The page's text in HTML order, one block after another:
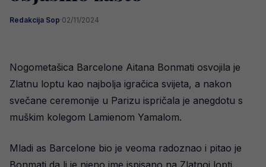
Redakcija Sop·02/11/2024
Nogometašica Barcelone Aitana Bonmati osvojila je
Zlatnu loptu kao najbolja igračica svijeta, a nakon
svečane ceremonije u Parizu ispričala je anegdotu s
muškim kolegom Lamienom Yamalom.
Mladi as Barcelone bio je veoma radoznao i pitao je
Bonmati da li je njeno ime ispisano na Zlatnoj lopti.